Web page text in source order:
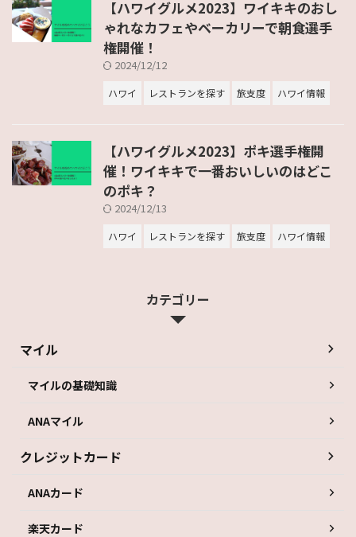
【ハワイグルメ2023】ワイキキのおし
ゃれなカフェやベーカリーで朝食選手
権開催！
2024/12/12
ハワイ レストランを探す 旅支度 ハワイ情報
【ハワイグルメ2023】ポキ選手権開
催！ワイキキで一番おいしいのはどこ
のポキ？
2024/12/13
ハワイ レストランを探す 旅支度 ハワイ情報
カテゴリー
マイル
マイルの基礎知識
ANAマイル
クレジットカード
ANAカード
楽天カード